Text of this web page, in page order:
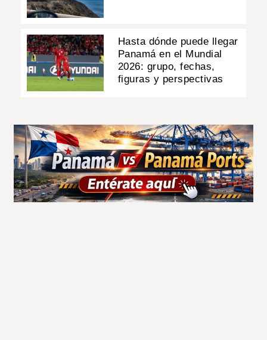
Hasta dónde puede llegar
Panamá en el Mundial
2026: grupo, fechas,
figuras y perspectivas